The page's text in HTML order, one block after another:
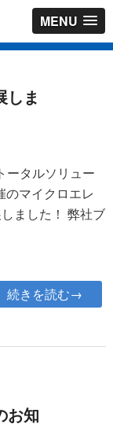
MENU
ま
ータルソリュー
のマイクロエレ
ました！ 弊社ブ
続きを読む→
お知